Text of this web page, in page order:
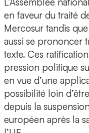
en faveur du traité
Mercosur tandis
aussi se prononcer
texte. Ces
pression politique
en vue d’une
possibilité loin
depuis la
européen après la